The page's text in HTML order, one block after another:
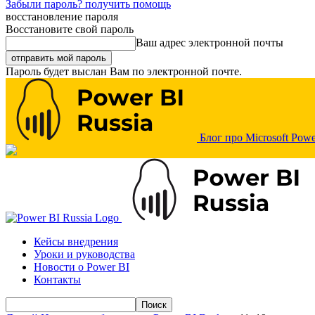
Забыли пароль? получить помощь
восстановление пароля
Восстановите свой пароль
Ваш адрес электронной почты
Пароль будет выслан Вам по электронной почте.
Блог про Microsoft
Кейсы внедрения
Уроки и руководства
Новости о Power BI
Контакты